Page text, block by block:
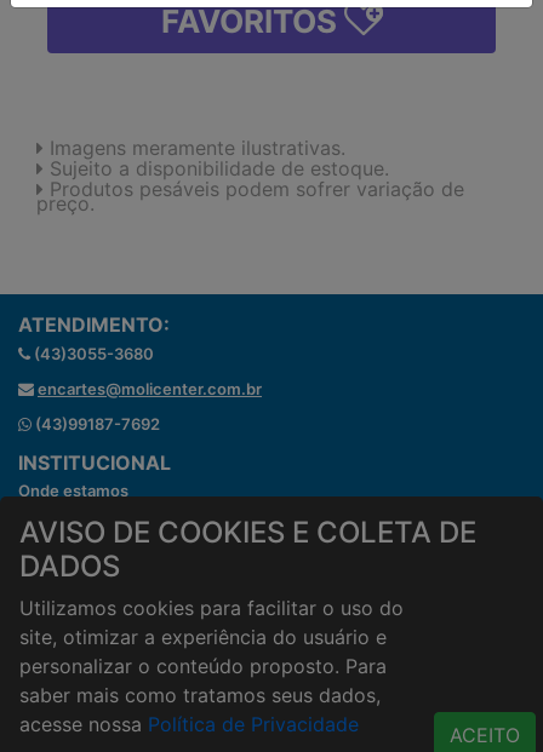
FAVORITOS
Imagens meramente ilustrativas.
Sujeito a disponibilidade de estoque.
Produtos pesáveis podem sofrer variação de
preço.
AVISO DE COOKIES E COLETA DE
DADOS
Utilizamos cookies para facilitar o uso do
site, otimizar a experiência do usuário e
personalizar o conteúdo proposto. Para
saber mais como tratamos seus dados,
acesse nossa Política de Privacidade ACEITO
ATENDIMENTO:
(43)3055-3680
encartes@molicenter.com.br
(43)99187-7692
INSTITUCIONAL
Onde estamos
Horários de atendimento
HORÁRIOS E ENTREGA
Horários de Entrega
Taxa de entrega
Cidades Atendidas
ACESSO RÁPIDO